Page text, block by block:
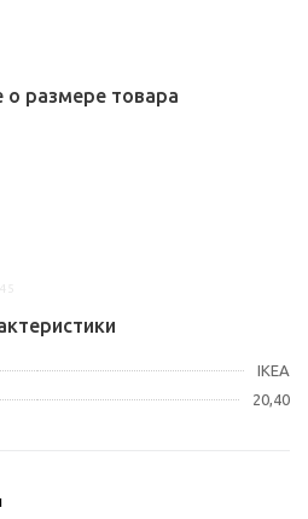
о размере товара
IKEA
20,40